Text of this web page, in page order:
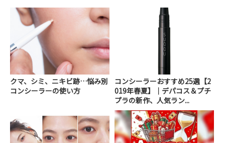
クマ、シミ、ニキビ跡…悩み別
コンシーラーの使い方
コンシーラーおすすめ25選【2
019年春夏】｜デパコス＆プチ
プラの新作、人気ラン...